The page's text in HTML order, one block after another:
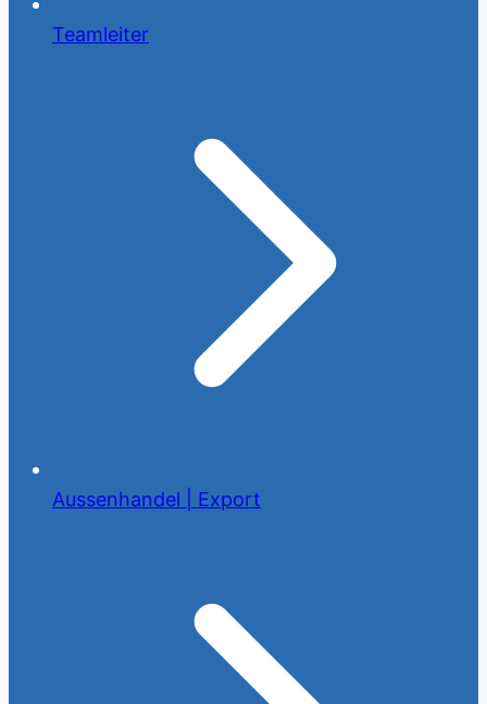
Teamleiter
Aussenhandel | Export